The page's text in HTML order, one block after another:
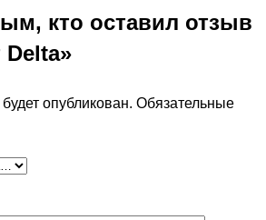
кто оставил отзыв
Delta»
опубликован. Обязательные